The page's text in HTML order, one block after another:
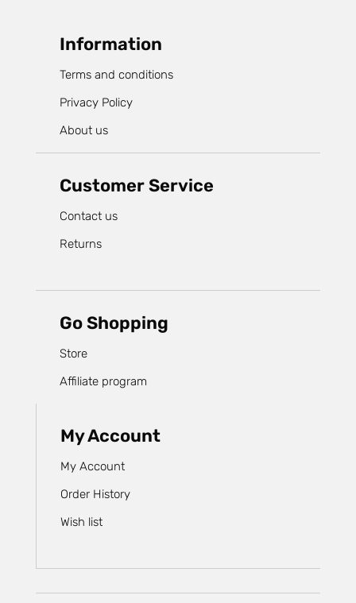
Information
Terms and conditions
Privacy Policy
About us
Customer Service
Contact us
Returns
Go Shopping
Store
Affiliate program
My Account
My Account
Order History
Wish list